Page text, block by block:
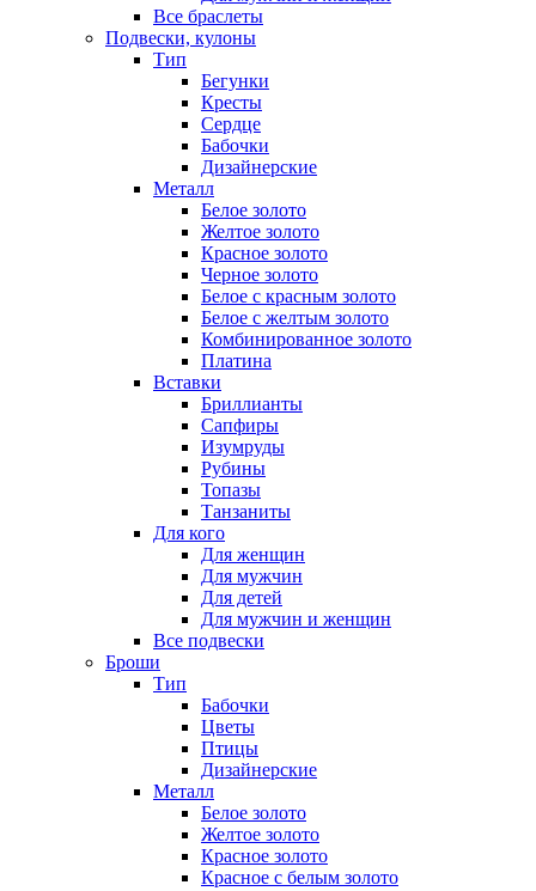
Все браслеты
Подвески, кулоны
Тип
Бегунки
Кресты
Сердце
Бабочки
Дизайнерские
Металл
Белое золото
Желтое золото
Красное золото
Черное золото
Белое с красным золото
Белое с желтым золото
Комбинированное золото
Платина
Вставки
Бриллианты
Сапфиры
Изумруды
Рубины
Топазы
Танзаниты
Для кого
Для женщин
Для мужчин
Для детей
Для мужчин и женщин
Все подвески
Броши
Тип
Бабочки
Цветы
Птицы
Дизайнерские
Металл
Белое золото
Желтое золото
Красное золото
Красное с белым золото